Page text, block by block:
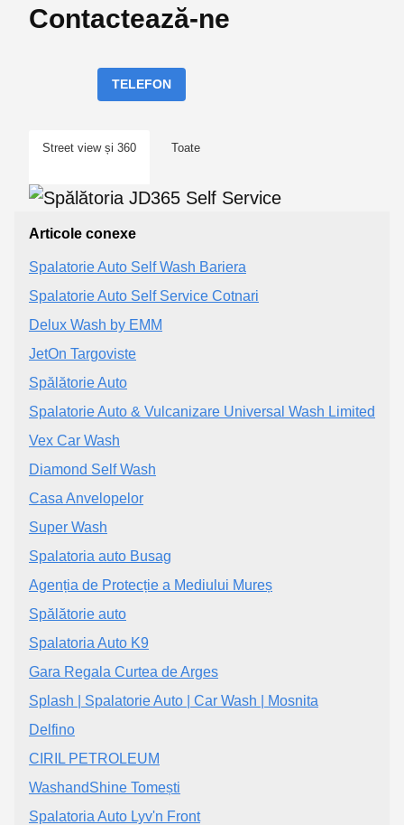
Contactează-ne
TELEFON
Street view și 360 Toate
Articole conexe
Spalatorie Auto Self Wash Bariera
Spalatorie Auto Self Service Cotnari
Delux Wash by EMM
JetOn Targoviste
Spălătorie Auto
Spalatorie Auto & Vulcanizare Universal Wash Limited
Vex Car Wash
Diamond Self Wash
Casa Anvelopelor
Super Wash
Spalatoria auto Busag
Agenția de Protecție a Mediului Mureș
Spălătorie auto
Spalatoria Auto K9
Gara Regala Curtea de Arges
Splash | Spalatorie Auto | Car Wash | Mosnita
Delfino
CIRIL PETROLEUM
WashandShine Tomești
Spalatoria Auto Lyv'n Front